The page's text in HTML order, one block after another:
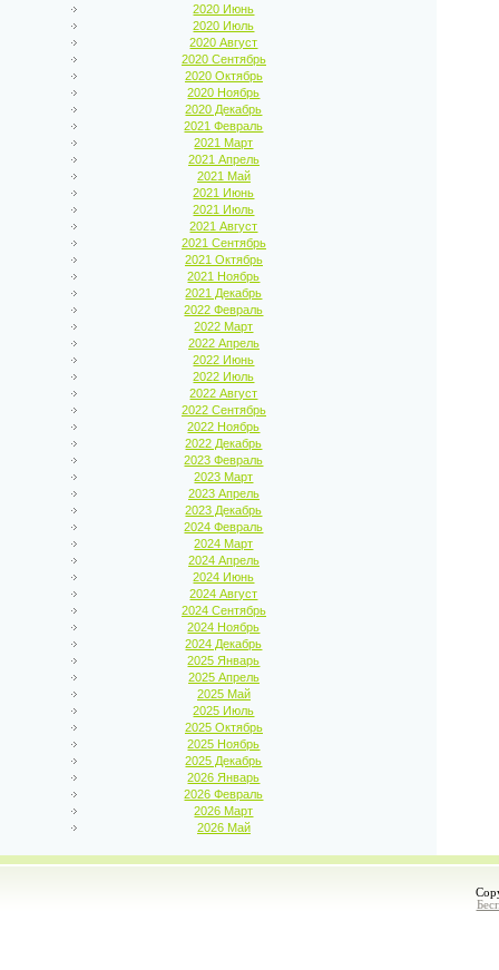
2020 Июнь
2020 Июль
2020 Август
2020 Сентябрь
2020 Октябрь
2020 Ноябрь
2020 Декабрь
2021 Февраль
2021 Март
2021 Апрель
2021 Май
2021 Июнь
2021 Июль
2021 Август
2021 Сентябрь
2021 Октябрь
2021 Ноябрь
2021 Декабрь
2022 Февраль
2022 Март
2022 Апрель
2022 Июнь
2022 Июль
2022 Август
2022 Сентябрь
2022 Ноябрь
2022 Декабрь
2023 Февраль
2023 Март
2023 Апрель
2023 Декабрь
2024 Февраль
2024 Март
2024 Апрель
2024 Июнь
2024 Август
2024 Сентябрь
2024 Ноябрь
2024 Декабрь
2025 Январь
2025 Апрель
2025 Май
2025 Июль
2025 Октябрь
2025 Ноябрь
2025 Декабрь
2026 Январь
2026 Февраль
2026 Март
2026 Май